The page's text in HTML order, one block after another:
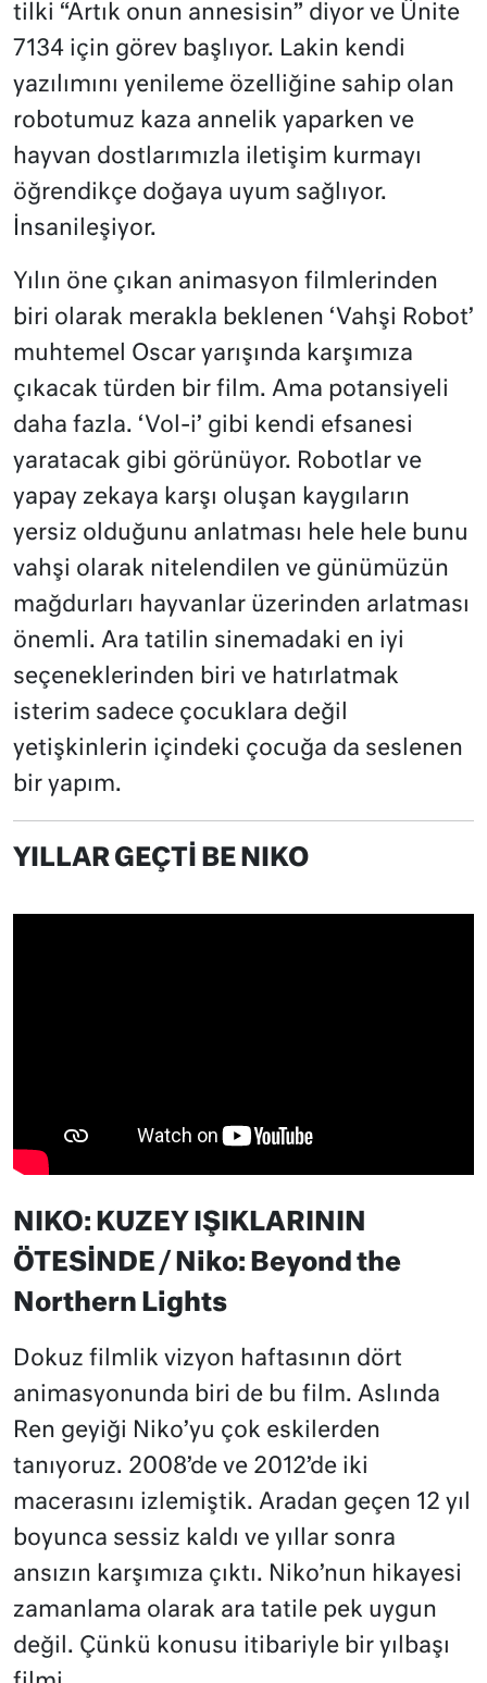
tilki “Artık onun annesisin” diyor ve Ünite
7134 için görev başlıyor. Lakin kendi
yazılımını yenileme özelliğine sahip olan
robotumuz kaza annelik yaparken ve
hayvan dostlarımızla iletişim kurmayı
öğrendikçe doğaya uyum sağlıyor.
İnsanileşiyor.
Yılın öne çıkan animasyon filmlerinden
biri olarak merakla beklenen ‘Vahşi Robot’
muhtemel Oscar yarışında karşımıza
çıkacak türden bir film. Ama potansiyeli
daha fazla. ‘Vol-i’ gibi kendi efsanesi
yaratacak gibi görünüyor. Robotlar ve
yapay zekaya karşı oluşan kaygıların
yersiz olduğunu anlatması hele hele bunu
vahşi olarak nitelendilen ve günümüzün
mağdurları hayvanlar üzerinden arlatması
önemli. Ara tatilin sinemadaki en iyi
seçeneklerinden biri ve hatırlatmak
isterim sadece çocuklara değil
yetişkinlerin içindeki çocuğa da seslenen
bir yapım.
YILLAR GEÇTİ BE NIKO
NIKO: KUZEY IŞIKLARININ
ÖTESİNDE / Niko: Beyond the
Northern Lights
Dokuz filmlik vizyon haftasının dört
animasyonunda biri de bu film. Aslında
Ren geyiği Niko’yu çok eskilerden
tanıyoruz. 2008’de ve 2012’de iki
macerasını izlemiştik. Aradan geçen 12 yıl
boyunca sessiz kaldı ve yıllar sonra
ansızın karşımıza çıktı. Niko’nun hikayesi
zamanlama olarak ara tatile pek uygun
değil. Çünkü konusu itibariyle bir yılbaşı